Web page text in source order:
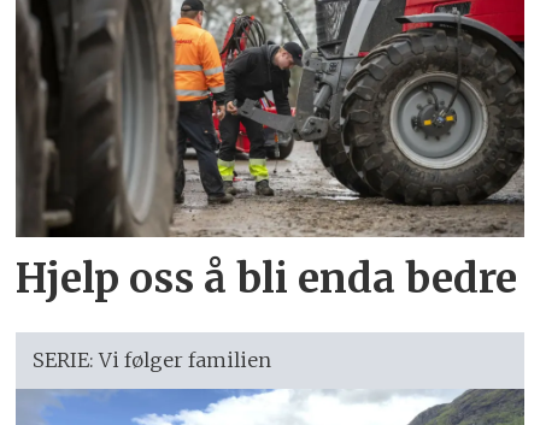
Hjelp oss å bli enda bedre
SERIE: Vi følger familien